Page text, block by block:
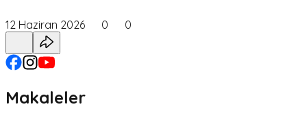
12 Haziran 2026 0 0
Makaleler